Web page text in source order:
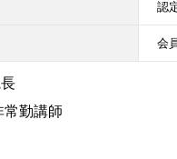
認
会
常勤講師